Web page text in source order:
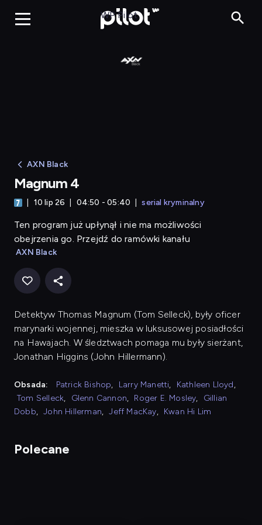
Magnum 4
WP Pilot
AXN Black
Magnum 4
10 lip 26 04:50 - 05:40 serial kryminalny
Ten program już upłynął i nie ma możliwości
obejrzenia go. Przejdź do ramówki kanału
AXN Black
Detektyw Thomas Magnum (Tom Selleck), były oficer
marynarki wojennej, mieszka w luksusowej posiadłości
na Hawajach. W śledztwach pomaga mu były sierżant,
Jonathan Higgins (John Hillermann).
Obsada: Patrick Bishop, Larry Manetti, Kathleen Lloyd,
Tom Selleck, Glenn Cannon, Roger E. Mosley,
Gillian
Dobb, John Hillerman, Jeff MacKay, Kwan Hi Lim
Polecane